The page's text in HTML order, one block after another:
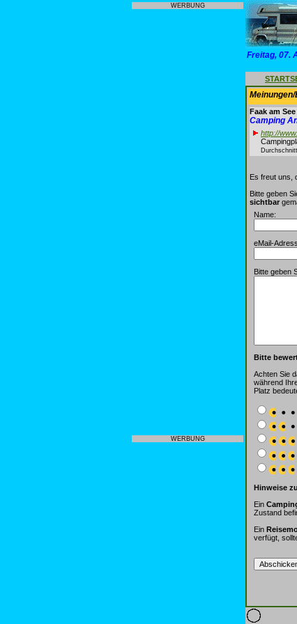
WERBUNG
WERBUNG
Freitag, 07.
Faak am See
Camping
http://
Es freut uns,
Bitte geben
sichtbar
Name:
eMail-
Bitte geben
Bitte
Achten Sie
während
Platz
Hinweise
Ein
Zustand
Ein
verfügt,